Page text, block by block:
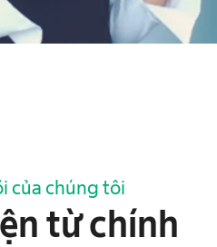
của chúng tôi
từ chính